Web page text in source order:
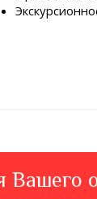
Вашего